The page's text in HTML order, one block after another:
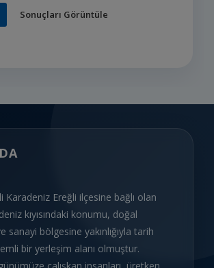
Sonuçları Görüntüle
Karadeniz Ereğli ilçesine bağlı olan
kıyısındaki konumu, doğal
sanayi bölgesine yakınlığıyla tarih
bir yerleşim alanı olmuştur.
çalışkan insanları, üretken